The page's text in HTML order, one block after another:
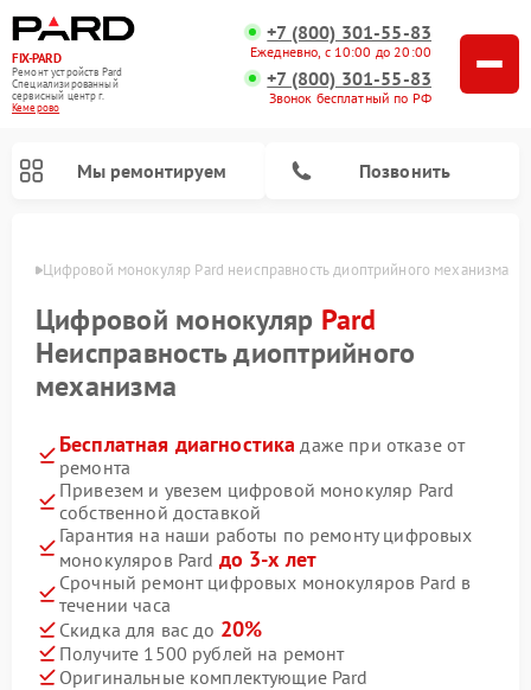
FIX-PARD
Ремонт устройств Pard
Специализированный
cервисный центр г.
Кемерово
+7 (800) 301-55-83
Ежедневно, с 10:00 до 20:00
+7 (800) 301-55-83
Звонок бесплатный по РФ
Мы ремонтируем Позвонить
Цифровой монокуляр Pard неисправность диоптрийного механизма
Цифровой монокуляр Pard
Неисправность диоптрийного
механизма
Бесплатная диагностика даже при отказе от
ремонта
Привезем и увезем цифровой монокуляр Pard
собственной доставкой
Гарантия на наши работы по ремонту цифровых
монокуляров Pard до 3-х лет
Срочный ремонт цифровых монокуляров Pard в
течении часа
Скидка для вас до 20%
Получите 1500 рублей на ремонт
Оригинальные комплектующие Pard